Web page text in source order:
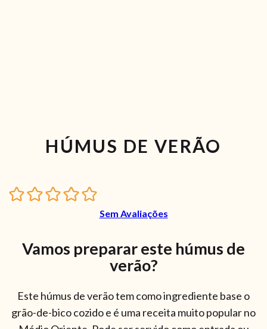
HÚMUS DE VERÃO
Sem Avaliações
Vamos preparar este húmus de
verão?
Este húmus de verão tem como ingrediente base o
grão-de-bico cozido e é uma receita muito popular no